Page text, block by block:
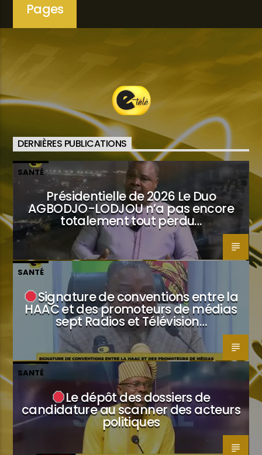
Pages
DERNIÈRES PUBLICATIONS
SANTÉ
Présidentielle de 2026 Le Duo
AGBODJO-LODJOU n’a pas encore
totalement tout perdu…
SANTÉ
Signature de conventions entre la
HAAC et des promoteurs de médias
sept Radios et Télévision…
SANTÉ
Le dépôt des dossiers de
candidature au scanner des acteurs
politiques